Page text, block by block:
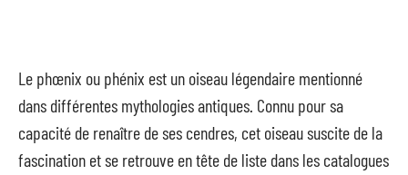
Le phœnix ou phénix est un oiseau légendaire mentionné
dans différentes mythologies antiques. Connu pour sa
capacité de renaître de ses cendres, cet oiseau suscite de la
fascination et se retrouve en tête de liste dans les catalogues